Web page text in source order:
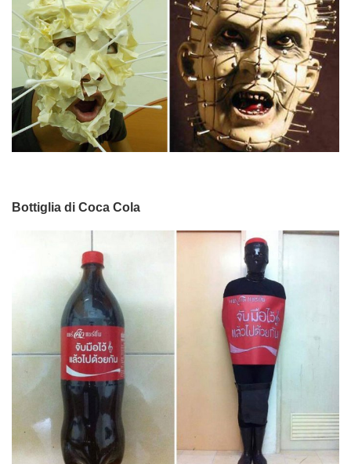
Bottiglia di Coca Cola